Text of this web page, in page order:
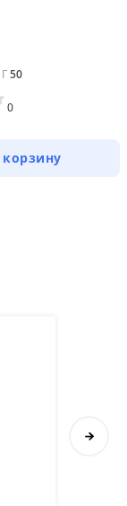
Г50
0
корзину